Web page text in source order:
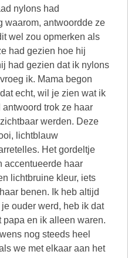
nylons had
waarom, antwoordde ze
wel zou opmerken als
had gezien hoe hij
had gezien dat ik nylons
ik. Mama begon
echt, wil je zien wat ik
trok ze haar
werden. Deze
lichtblauw
Het gordeltje
accentueerde haar
lichtbruine kleur, iets
benen. Ik heb altijd
ouder werd, heb ik dat
papa en ik alleen waren.
nog steeds heel
we met elkaar aan het